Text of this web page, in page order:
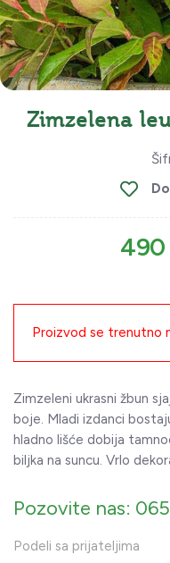
Zimzelena
490
Proizvod se trenutno
Zimzeleni ukrasni žbun
boje. Mladi izdanci
hladno lišće dobija
biljka na suncu. Vrlo
Pozovite nas:
Podeli sa prijateljima